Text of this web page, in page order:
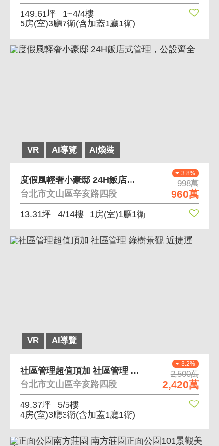
149.61坪
1~4/4樓
5房(室)3廳7衛(含加蓋1廳1衛)
VR AI導覽 AI煥裝
3.8%
998萬
960萬
度假風輕奢小豪邸 24H飯店式管理，公設齊全
台北市文山區辛亥路四段
13.31坪 4/14樓 1房(室)1廳1衛
VR AI導覽
3.2%
2,500萬
2,420萬
社區管理超值頂加 社區管理 綠樹景觀 近捷運
台北市文山區辛亥路四段
49.37坪
5/5樓
4房(室)3廳3衛(含加蓋1廳1衛)